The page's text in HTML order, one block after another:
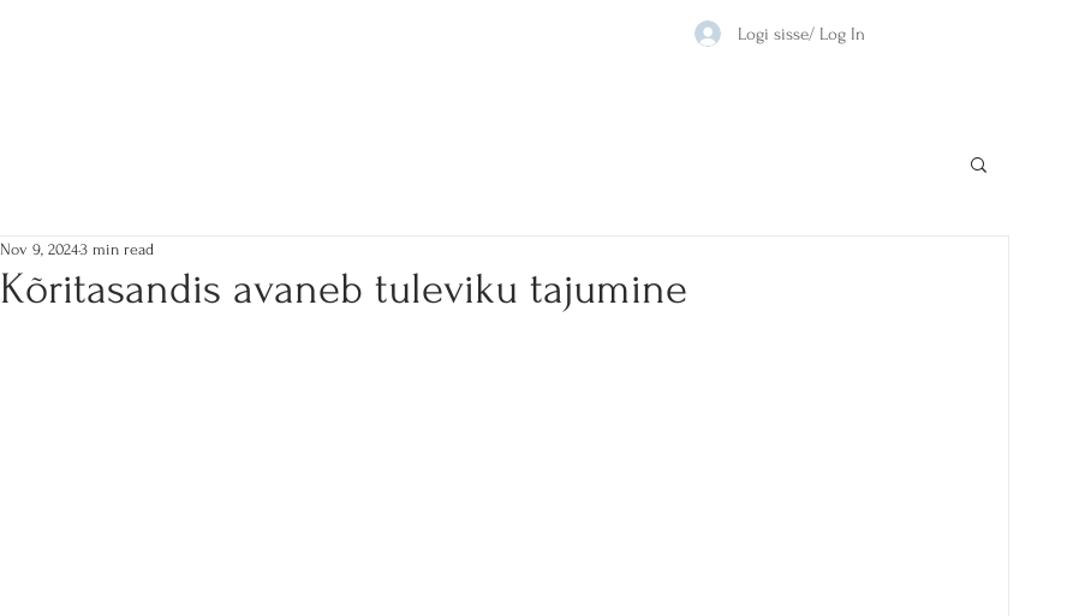
Logi sisse/ Log In
Kõritasandis avaneb tuleviku tajumine
Nov 9, 20243 min read